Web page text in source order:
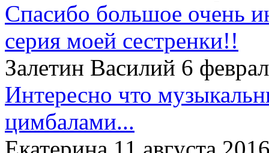
Спасибо большое очень
серия моей сестренки!!
Залетин Василий 6
Интересно что
цимбалами...